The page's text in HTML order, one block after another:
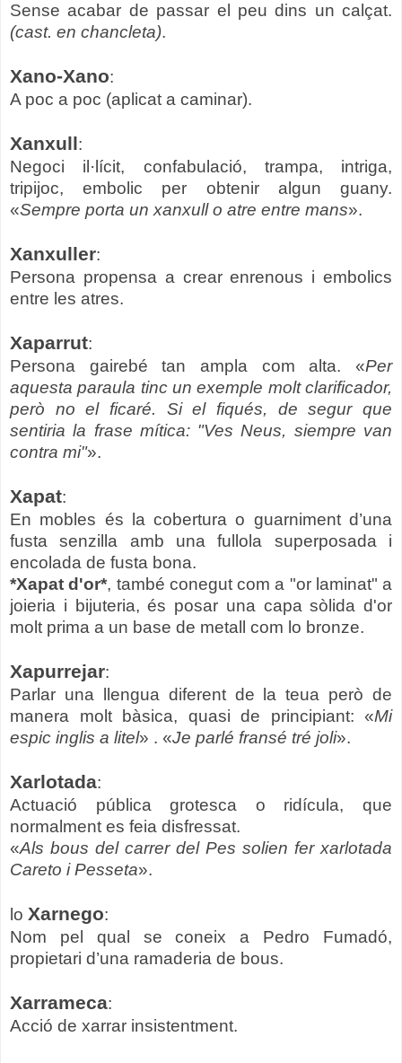
Sense acabar de passar el peu dins un calçat.
(cast. en chancleta).
Xano-Xano:
A poc a poc (aplicat a caminar).
Xanxull:
Negoci il·lícit, confabulació, trampa, intriga,
tripijoc, embolic per obtenir algun guany.
«Sempre porta un xanxull o atre entre mans».
Xanxuller:
Persona propensa a crear enrenous i embolics
entre les atres.
Xaparrut:
Persona gairebé tan ampla com alta. «Per
aquesta paraula tinc un exemple molt clarificador,
però no el ficaré. Si el fiqués, de segur que
sentiria la frase mítica: "Ves Neus, siempre van
contra mi"».
Xapat:
En mobles és la cobertura o guarniment d’una
fusta senzilla amb una fullola superposada i
encolada de fusta bona.
*Xapat d'or*, també conegut com a "or laminat" a
joieria i bijuteria, és posar una capa sòlida d'or
molt prima a un base de metall com lo bronze.
Xapurrejar:
Parlar una llengua diferent de la teua però de
manera molt bàsica, quasi de principiant: «Mi
espic inglis a litel» . «Je parlé fransé tré joli».
Xarlotada:
Actuació pública grotesca o ridícula, que
normalment es feia disfressat.
«Als bous del carrer del Pes solien fer xarlotada
Careto i Pesseta».
lo Xarnego:
Nom pel qual se coneix a Pedro Fumadó,
propietari d’una ramaderia de bous.
Xarrameca:
Acció de xarrar insistentment.